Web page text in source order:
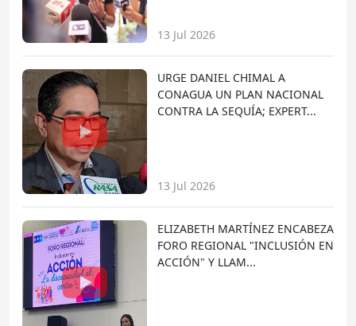
13 Jul 2026
URGE DANIEL CHIMAL A
CONAGUA UN PLAN NACIONAL
CONTRA LA SEQUÍA; EXPERT...
13 Jul 2026
ELIZABETH MARTÍNEZ ENCABEZA
FORO REGIONAL "INCLUSIÓN EN
ACCIÓN" Y LLAM...